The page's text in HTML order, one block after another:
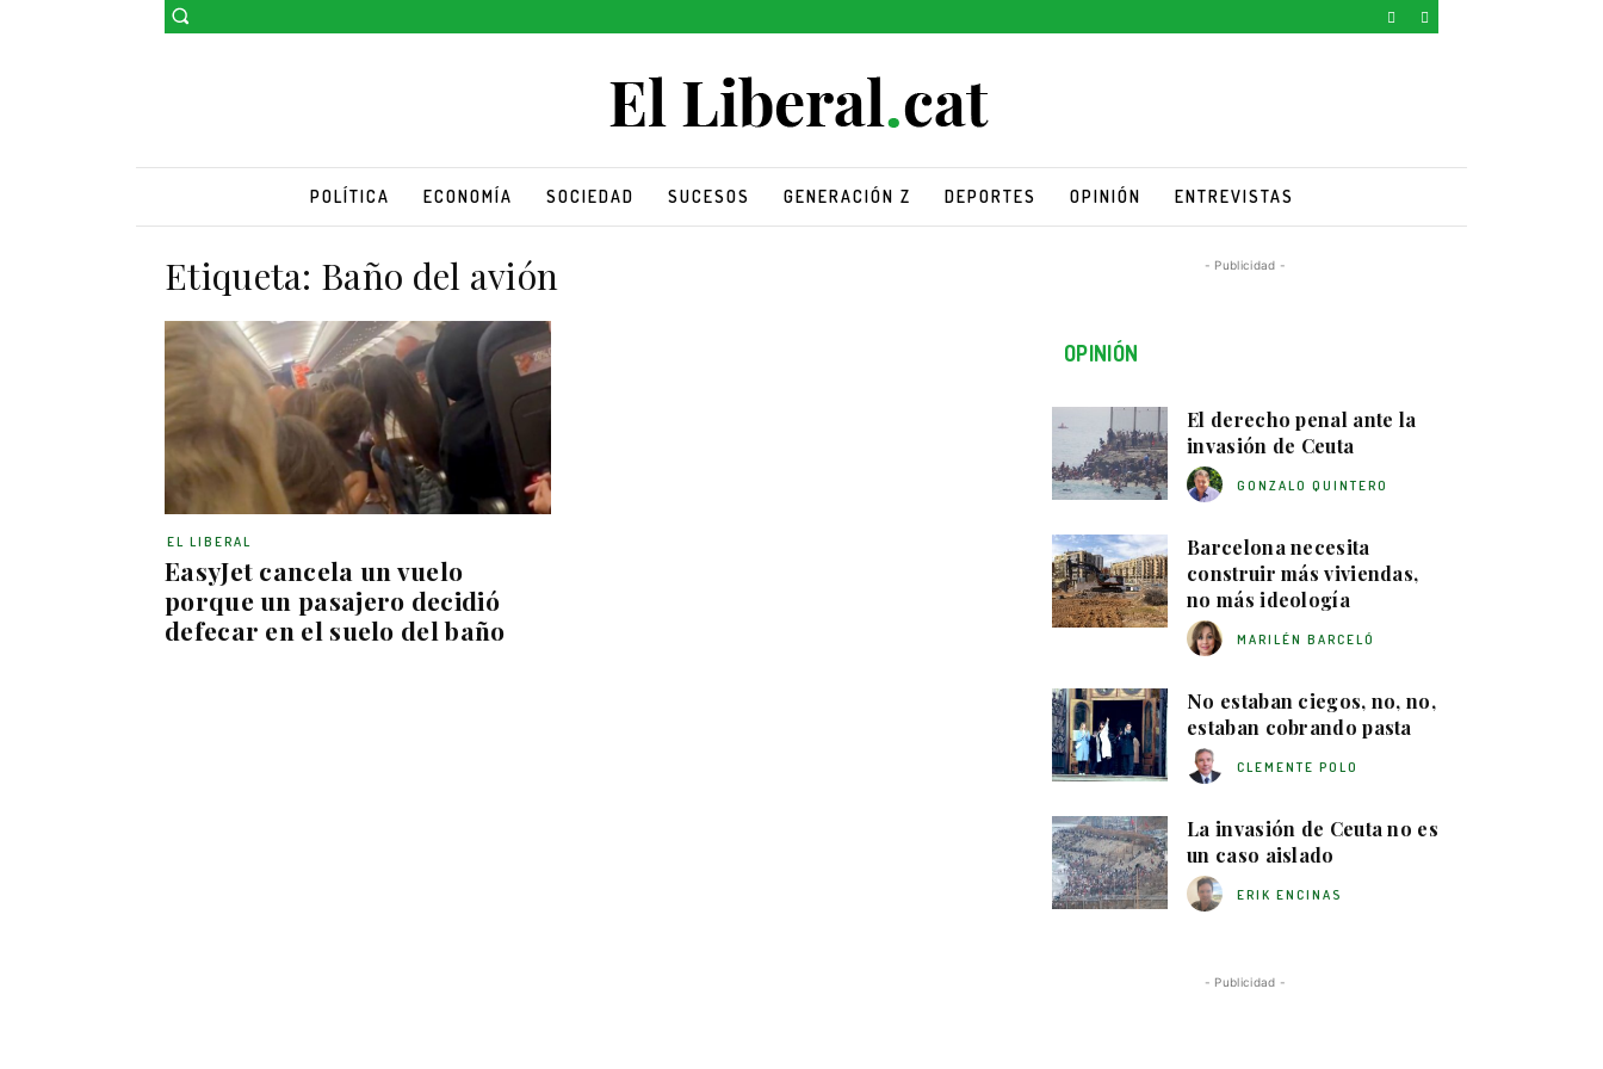
POLÍTICA ECONOMÍA SOCIEDAD SUCESOS GENERACIÓN Z DEPORTES OPINIÓN ENTREVISTAS
Etiqueta: Baño del avión
EasyJet cancela un vuelo
porque un pasajero decidió
defecar en el suelo del baño
EL LIBERAL
- Publicidad -
OPINIÓN
El derecho penal ante la
invasión de Ceuta
GONZALO QUINTERO
Barcelona necesita
construir más viviendas,
no más ideología
MARILÉN BARCELÓ
No estaban ciegos, no, no,
estaban cobrando pasta
CLEMENTE POLO
La invasión de Ceuta no es
un caso aislado
ERIK ENCINAS
- Publicidad -